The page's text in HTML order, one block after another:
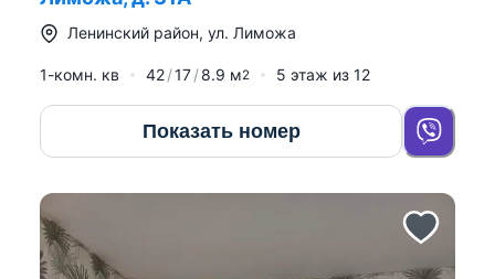
Ленинский район, ул. Лиможа
1-комн. кв 42 17 8.9 м2 5 этаж из 12
Показать номер